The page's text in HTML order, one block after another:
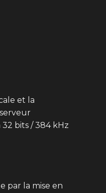
et la
bits / 384 kHz
par la mise en